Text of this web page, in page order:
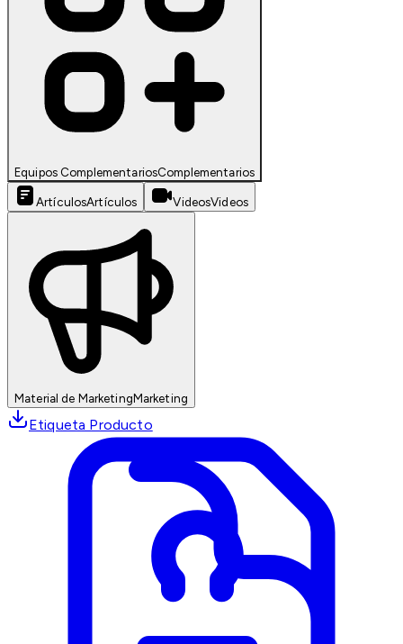
Equipos ComplementariosComplementarios
ArtículosArtículos VideosVideos
Material de MarketingMarketing
Etiqueta Producto